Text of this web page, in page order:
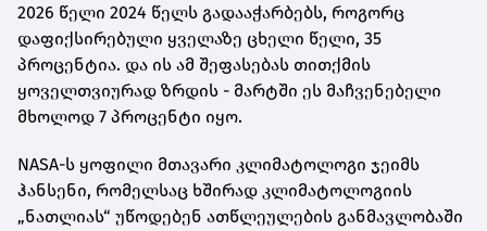
2026 წელი 2024 წელს გადააჭარბებს, როგორც
დაფიქსირებული ყველაზე ცხელი წელი, 35
პროცენტია. და ის ამ შეფასებას თითქმის
ყოველთვიურად ზრდის - მარტში ეს მაჩვენებელი
მხოლოდ 7 პროცენტი იყო.
NASA-ს ყოფილი მთავარი კლიმატოლოგი ჯეიმს
ჰანსენი, რომელსაც ხშირად კლიმატოლოგიის
„ნათლიას“ უწოდებენ ათწლეულების განმავლობაში